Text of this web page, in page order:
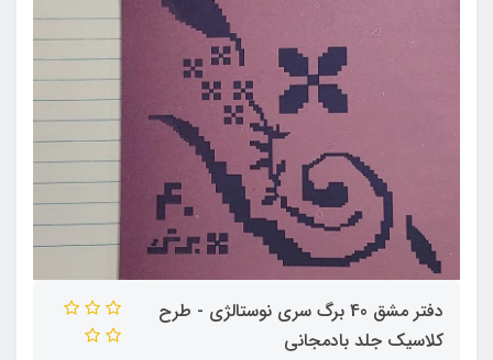
دفتر مشق 40 برگ سری نوستالژی - طرح
کلاسیک جلد بادمجانی